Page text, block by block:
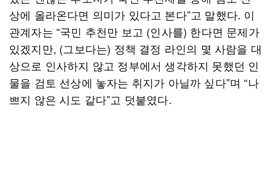
상에 올라온다면 의미가 있다고 본다”고 말했다. 이
관계자는 “국민 추천만 보고 (인사를) 한다면 문제가
있겠지만, (그보다는) 정책 결정 라인의 몇 사람을 대
상으로 인사하지 않고 정부에서 생각하지 못했던 인
물을 검토 선상에 놓자는 취지가 아닐까 싶다”며 “나
쁘지 않은 시도 같다”고 덧붙였다.